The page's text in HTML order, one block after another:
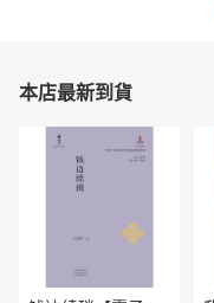
本店最新到貨